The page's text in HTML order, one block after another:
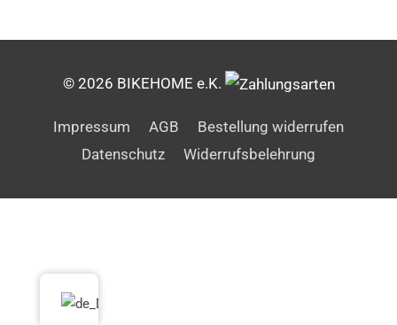
© 2026 BIKEHOME e.K.
Impressum AGB
Bestellung widerrufen
Datenschutz
Widerrufsbelehrung